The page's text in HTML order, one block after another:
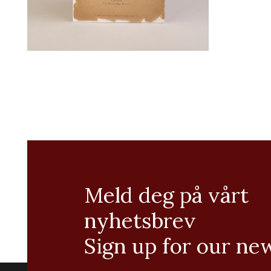
Meld deg på vårt
nyhetsbrev
Sign up for our